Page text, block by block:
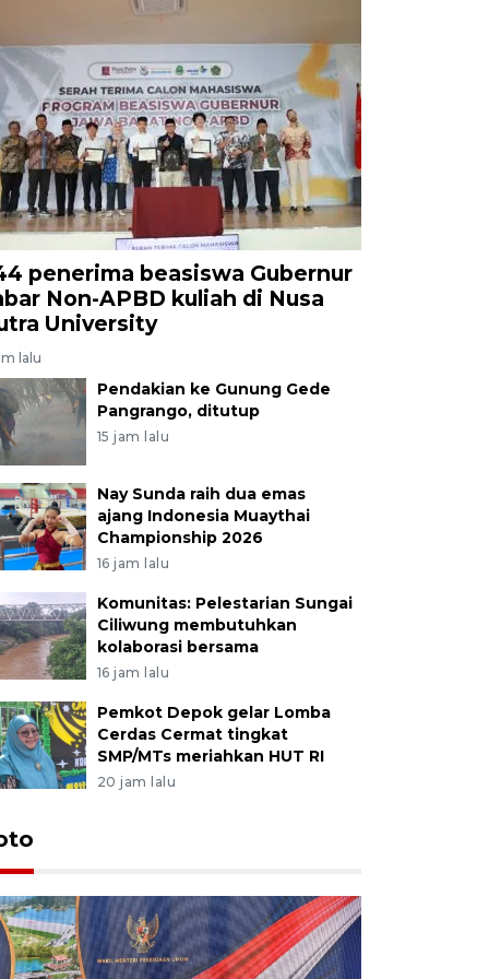
penerima beasiswa Gubernur
Non-APBD kuliah di Nusa
University
lalu
Pendakian ke Gunung Gede
Pangrango, ditutup
15 jam lalu
Nay Sunda raih dua emas
ajang Indonesia Muaythai
Championship 2026
16 jam lalu
Komunitas: Pelestarian Sungai
Ciliwung membutuhkan
kolaborasi bersama
16 jam lalu
Pemkot Depok gelar Lomba
Cerdas Cermat tingkat
SMP/MTs meriahkan HUT RI
20 jam lalu